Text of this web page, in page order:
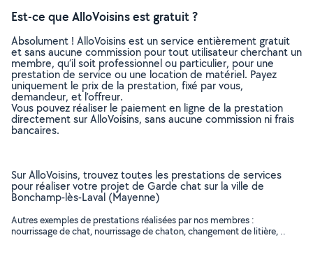
Est-ce que AlloVoisins est gratuit ?
Absolument ! AlloVoisins est un service entièrement gratuit
et sans aucune commission pour tout utilisateur cherchant un
membre, qu’il soit professionnel ou particulier, pour une
prestation de service ou une location de matériel. Payez
uniquement le prix de la prestation, fixé par vous,
demandeur, et l’offreur.
Vous pouvez réaliser le paiement en ligne de la prestation
directement sur AlloVoisins, sans aucune commission ni frais
bancaires.
Sur AlloVoisins, trouvez toutes les prestations de services
pour réaliser votre projet de Garde chat sur la ville de
Bonchamp-lès-Laval (Mayenne)
Autres exemples de prestations réalisées par nos membres :
nourrissage de chat, nourrissage de chaton, changement de litière, ..